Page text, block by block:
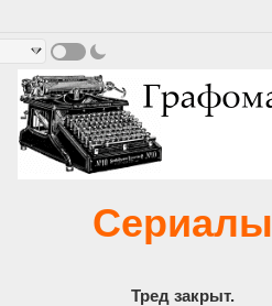
Сериалы
Тред закрыт.